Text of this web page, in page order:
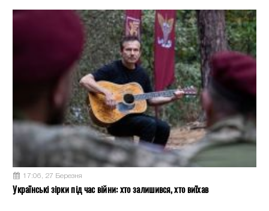
17:06, 27 Березня
Українські зірки під час війни: хто залишився, хто виїхав